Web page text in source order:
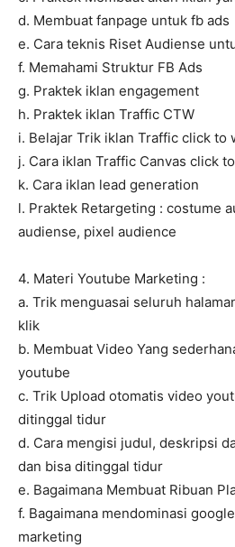
d. Membuat fanpage untuk fb ads
e. Cara teknis Riset Audiense
f. Memahami Struktur FB Ads
g. Praktek iklan engagement
h. Praktek iklan Traffic CTW
i. Belajar Trik iklan Traffic click to
j. Cara iklan Traffic Canvas click
k. Cara iklan lead generation
l. Praktek Retargeting : costume
audiense, pixel audience
4. Materi Youtube Marketing :
a. Trik menguasai seluruh
klik
b. Membuat Video Yang
youtube
c. Trik Upload otomatis video
ditinggal tidur
d. Cara mengisi judul, deskripsi
dan bisa ditinggal tidur
e. Bagaimana Membuat Ribuan
f. Bagaimana mendominasi
marketing